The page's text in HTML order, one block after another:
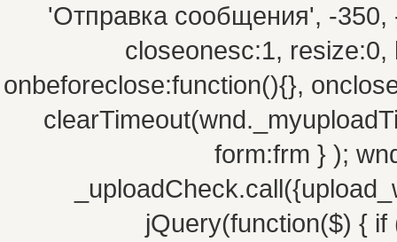
'Отправка сообщения', -350,
closeonesc:1,
onbeforeclose:function(){},
form:frm } );
jQuery(function($) {